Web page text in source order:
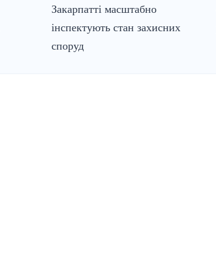
Закарпатті масштабно
інспектують стан захисних
споруд